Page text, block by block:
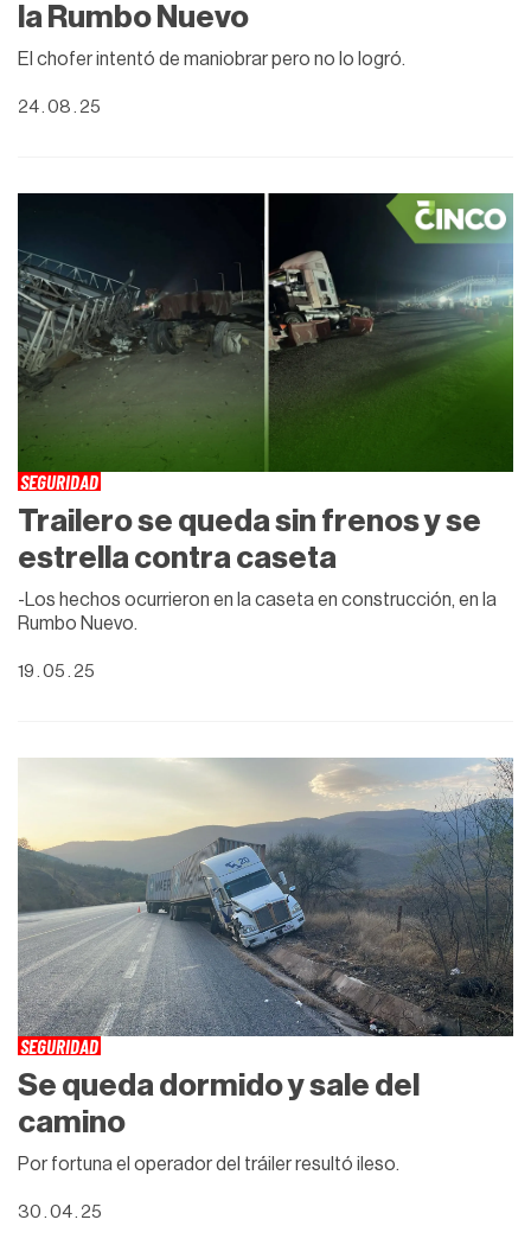
la Rumbo Nuevo
El chofer intentó de maniobrar pero no lo logró.
24 . 08 . 25
SEGURIDAD
Trailero se queda sin frenos y se
estrella contra caseta
-Los hechos ocurrieron en la caseta en construcción, en la
Rumbo Nuevo.
19 . 05 . 25
SEGURIDAD
Se queda dormido y sale del
camino
Por fortuna el operador del tráiler resultó ileso.
30 . 04 . 25